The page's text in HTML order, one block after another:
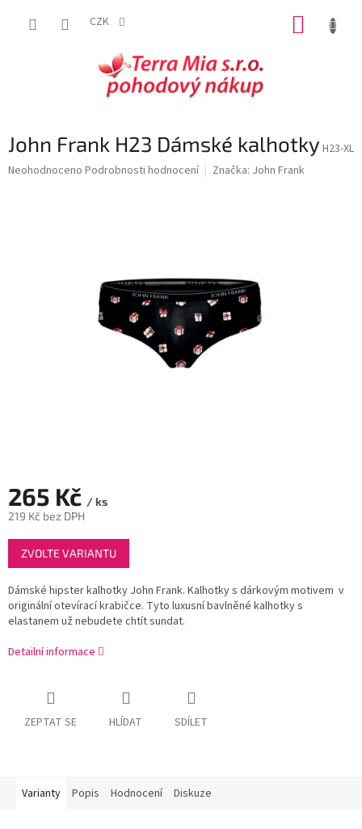
CZK
John Frank H23 Dámské kalhotky H23-XL
Průměrné
Neohodnoceno Podrobnosti hodnocení Značka: John Frank
265 Kč / ks
219 Kč bez DPH
Měrná
cena:
ZVOLTE VARIANTU
Dámské hipster kalhotky John Frank. Kalhotky s dárkovým motivem v
originální otevírací krabičce. Tyto luxusní bavlněné kalhotky s
elastanem už nebudete chtít sundat.
Detailní informace
ZEPTAT SE HLÍDAT SDÍLET
Varianty Popis Hodnocení Diskuze